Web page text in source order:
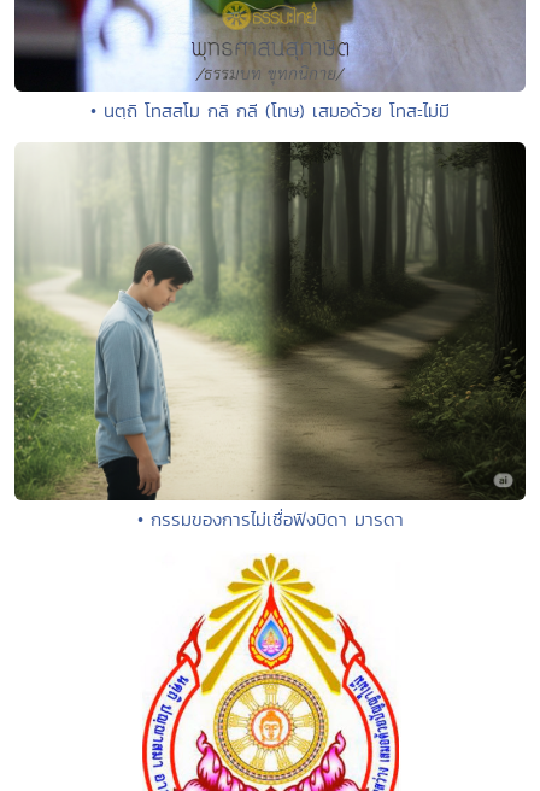
• นตฺถิ โทสสโม กลิ กลี (โทษ) เสมอด้วย โทสะไม่มี
• กรรมของการไม่เชื่อฟังบิดา มารดา